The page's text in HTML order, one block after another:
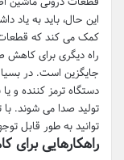
این حال، باید به یاد
کمک می کند که
راه دیگری برای کاهش
جایگزین است. در
دستگاه ترمز کننده و
تولید صدا می شوند.
توانید به طور قابل
راهکارهایی